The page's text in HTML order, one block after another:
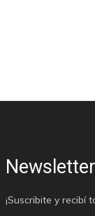
¡Suscribite y recibí